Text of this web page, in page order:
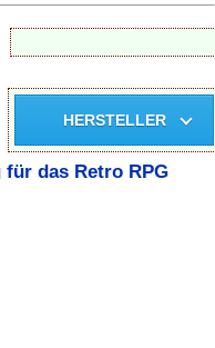
HERSTELLER
das Retro RPG